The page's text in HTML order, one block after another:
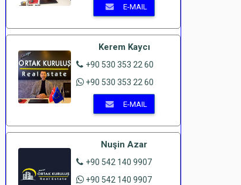
E-MAIL
Kerem Kaycı
+90 530 353 22 60
+90 530 353 22 60
E-MAIL
Nuşin Azar
+90 542 140 9907
+90 542 140 9907